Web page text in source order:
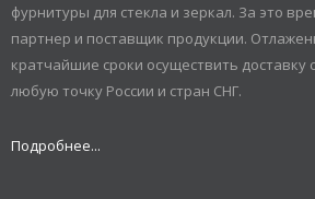
фурнитуры для стекла и зеркал. За это
партнер и поставщик продукции.
кратчайшие сроки осуществить
любую точку России и стран СНГ.
Подробнее...